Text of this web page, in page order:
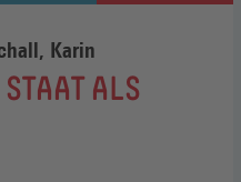
Karin
ALS